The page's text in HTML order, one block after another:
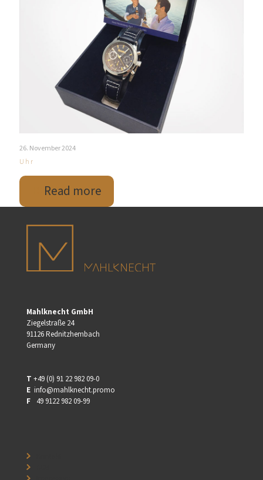
26. November 2024
Uhr
Read more
Mahlknecht GmbH
Ziegelstraße 24
91126 Rednitzhembach
Germany
T +49 (0) 91 22 982 09-0
E info@mahlknecht.promo
F ⠀49 9122 982 09-99